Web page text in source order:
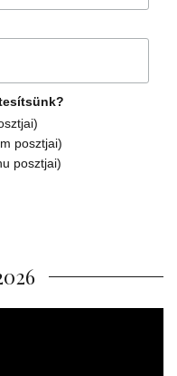
posztjai)
posztjai)